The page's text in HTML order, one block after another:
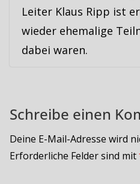
Leiter Klaus Ripp ist
wieder ehemalige
dabei waren.
Schreibe einen
Deine E-Mail-Adresse wird
Erforderliche Felder sind mit